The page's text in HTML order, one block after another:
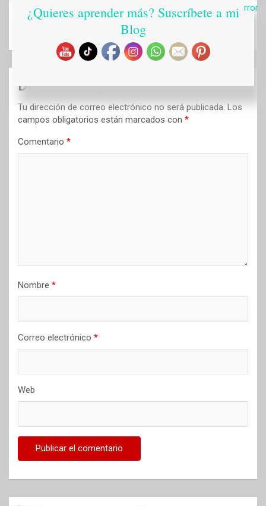
k s p i
Las 15 mejores Ideas de Organizadores de mesa para
Deja una respuesta
Tu dirección de correo electrónico no será publicada. Los
campos obligatorios están marcados con *
Comentario *
Nombre *
Correo electrónico *
Web
¿Quieres aprender más? Suscríbete a mi
Blog